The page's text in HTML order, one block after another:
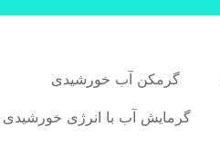
گرمکن آب خورشیدی
گرمایش آب با انرژی خورشیدی